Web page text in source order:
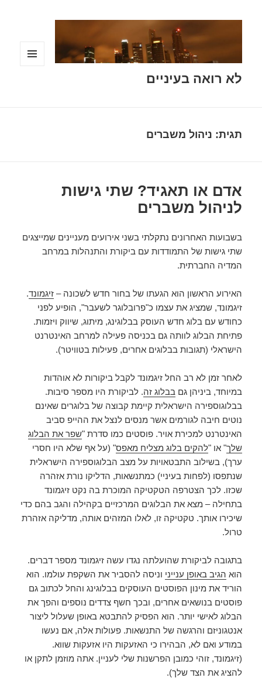
לא רואה בעיניים
תגית: ניהול משברים
אדם או תאגיד? שתי גישות
לניהול משברים
בשבועות האחרונים נתקלתי בשני אירועים מעניינים שמייצגים
שתי גישות של התמודדות עם ביקורת והתנהלות במרחב
המדיה החברתית.
האירוע הראשון הוא הגעתו של בחור חדש לשכונה –זיגמונד.
זיגמונד, שמציג את עצמו כ"פרובלוגר לשעבר", הופיע לפני
כחודש עם בלוג חדש העוסק בבלוגינג, מיתוג, שיווק ויזמות.
פתיחת הבלוג לוותה גם בכניסה פעילה למרחב האינטרנט
הישראלי (תגובות בבלוגים אחרים, פעילות בטוויטר).
לאחר זמן לא רב החל זיגמונד לקבל ביקורות לא אוהדות
במיוחד, ביניהן גם בבלוג זה. לביקורת היו מספר סיבות.
בבלוגוספירה הישראלית קיימת קבוצה של בלוגרים שאינם
נוטים חיבה לגורמים אשר מנסים לנצל את ההייפ סביב
האינטרנט למכירת אויר. פוסטים כמו סדרת "שפר את הבלוג
שלך" או "להקים בלוג מצליח מאפס" (על אף שלא היו חסרי
ערך), בשילוב התבטאויות על מצב הבלוגוספירה הישראלית
שנתפסו (לפחות בעיניי) כמתנשאות, הדליקו נורת אזהרה
שכזו. לכך הצטרפה הטקטיקה המוכרת בה נקט זיגמונד
בתחילה – מצא את הבלוגים המרכזיים בקהילה והגב בהם כדי
שיכירו אותך. טקטיקה זו, לאלו המזהים אותה, מדליקה אזהרת
טרול.
בתגובה לביקורת שהועלתה נגדו עשה זיגמונד מספר דברים.
הוא הגיב באופן ענייני וניסה להסביר את השקפת עולמו. הוא
הוריד את מינון הפוסטים העוסקים בבלוגינג והחל לכתוב גם
פוסטים בנושאים אחרים, ובכך חשף צדדים נוספים והפך את
הבלוג לאישי יותר. הוא הפסיק להתבטא באופן שעלול ליצור
אנטגוניזם והרגשה של התנשאות. פעולות אלה, אם נעשו
במודע ואם לא, הבהירו כי האזעקות היו אזעקות שווא.
(זיגמונד, זוהי כמובן הפרשנות שלי לעניין. אתה מוזמן לתקן או
להציג את הצד שלך).